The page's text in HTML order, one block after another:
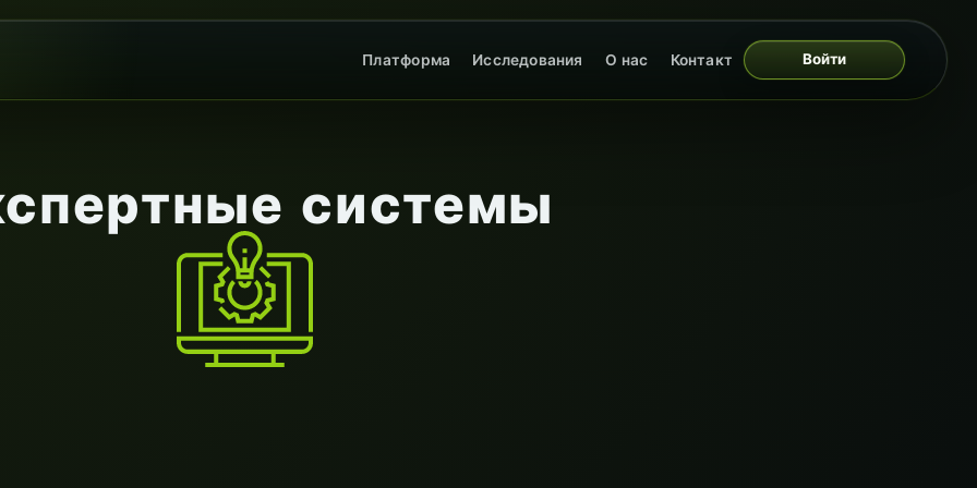
Платформа Исследования О нас Контакт Войти
системы